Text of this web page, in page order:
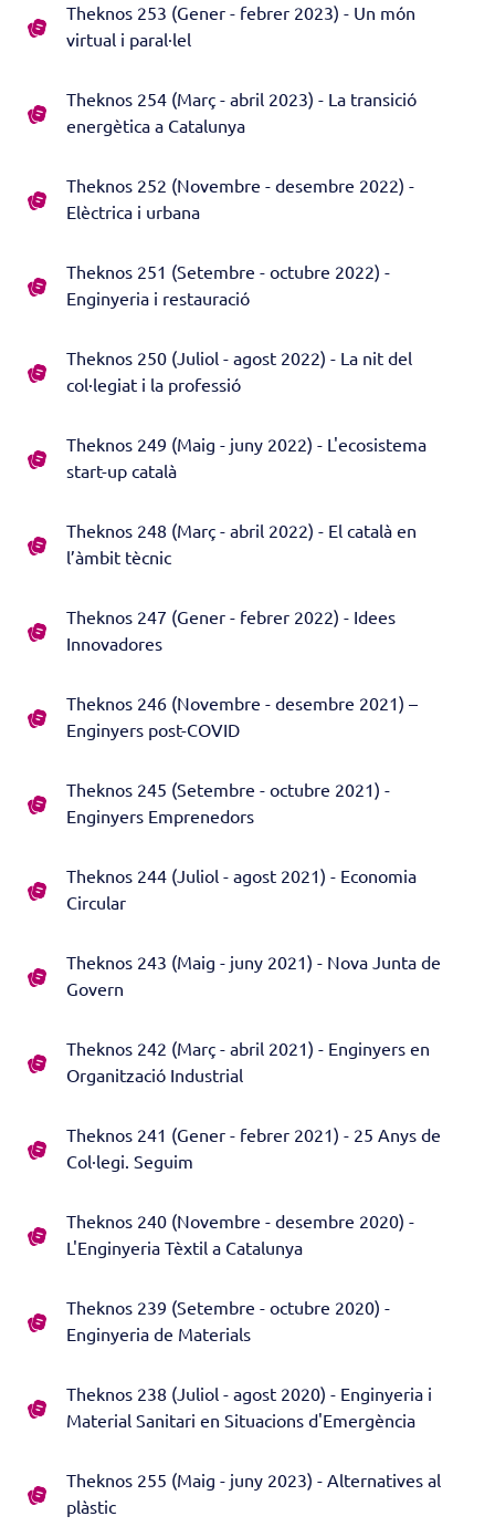
Theknos 253 (Gener - febrer 2023) - Un món
virtual i paral·lel
Theknos 254 (Març - abril 2023) - La transició
energètica a Catalunya
Theknos 252 (Novembre - desembre 2022) -
Elèctrica i urbana
Theknos 251 (Setembre - octubre 2022) -
Enginyeria i restauració
Theknos 250 (Juliol - agost 2022) - La nit del
col·legiat i la professió
Theknos 249 (Maig - juny 2022) - L'ecosistema
start-up català
Theknos 248 (Març - abril 2022) - El català en
l’àmbit tècnic
Theknos 247 (Gener - febrer 2022) - Idees
Innovadores
Theknos 246 (Novembre - desembre 2021) –
Enginyers post-COVID
Theknos 245 (Setembre - octubre 2021) -
Enginyers Emprenedors
Theknos 244 (Juliol - agost 2021) - Economia
Circular
Theknos 243 (Maig - juny 2021) - Nova Junta de
Govern
Theknos 242 (Març - abril 2021) - Enginyers en
Organització Industrial
Theknos 241 (Gener - febrer 2021) - 25 Anys de
Col·legi. Seguim
Theknos 240 (Novembre - desembre 2020) -
L'Enginyeria Tèxtil a Catalunya
Theknos 239 (Setembre - octubre 2020) -
Enginyeria de Materials
Theknos 238 (Juliol - agost 2020) - Enginyeria i
Material Sanitari en Situacions d'Emergència
Theknos 255 (Maig - juny 2023) - Alternatives al
plàstic